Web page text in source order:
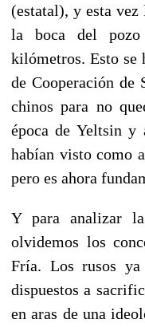
(estatal), y esta vez
la boca del
kilómetros. Esto se
de Cooperación de
chinos para no
época de Yeltsin y
habían visto como
pero es ahora
Y para analizar
olvidemos los
Fría. Los rusos
dispuestos a
en aras de una